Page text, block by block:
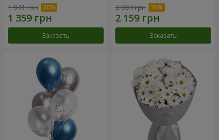
1 941 грн
Заказать
3 084 грн
Заказать